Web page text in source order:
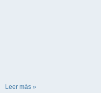
Leer más »